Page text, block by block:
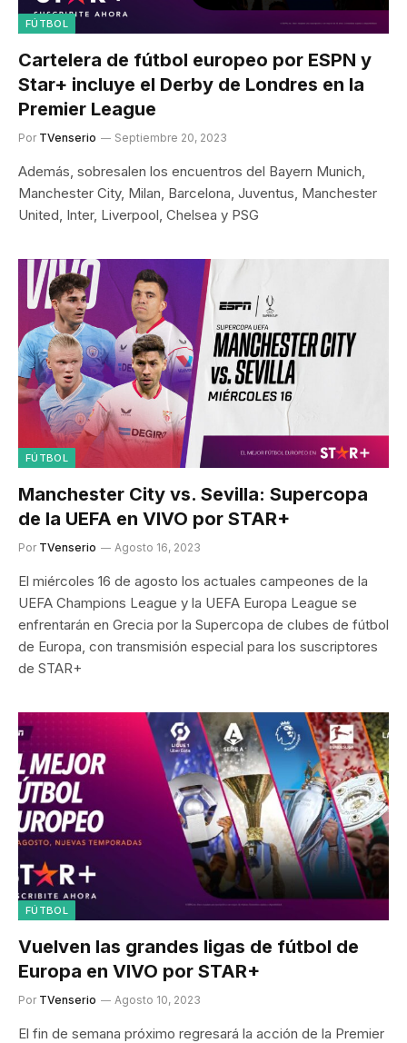
FÚTBOL
Cartelera de fútbol europeo por ESPN y
Star+ incluye el Derby de Londres en la
Premier League
Por TVenserio Septiembre 20, 2023
Además, sobresalen los encuentros del Bayern Munich,
Manchester City, Milan, Barcelona, Juventus, Manchester
United, Inter, Liverpool, Chelsea y PSG
FÚTBOL
Manchester City vs. Sevilla: Supercopa
de la UEFA en VIVO por STAR+
Por TVenserio Agosto 16, 2023
El miércoles 16 de agosto los actuales campeones de la
UEFA Champions League y la UEFA Europa League se
enfrentarán en Grecia por la Supercopa de clubes de fútbol
de Europa, con transmisión especial para los suscriptores
de STAR+
FÚTBOL
Vuelven las grandes ligas de fútbol de
Europa en VIVO por STAR+
Por TVenserio Agosto 10, 2023
El fin de semana próximo regresará la acción de la Premier